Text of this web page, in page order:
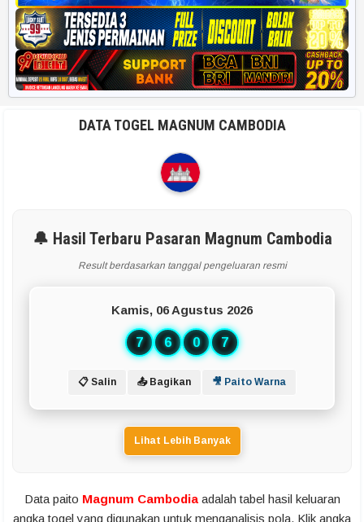
DATA TOGEL MAGNUM CAMBODIA
🔔 Hasil Terbaru Pasaran Magnum Cambodia
Result berdasarkan tanggal pengeluaran resmi
Kamis, 06 Agustus 2026
7 6 0 7
📋 Salin 📤 Bagikan 🎥 Paito Warna
Lihat Lebih Banyak
Data paito Magnum Cambodiaadalah tabel hasil keluaran
angka togel yang digunakan untuk menganalisis pola. Klik angka